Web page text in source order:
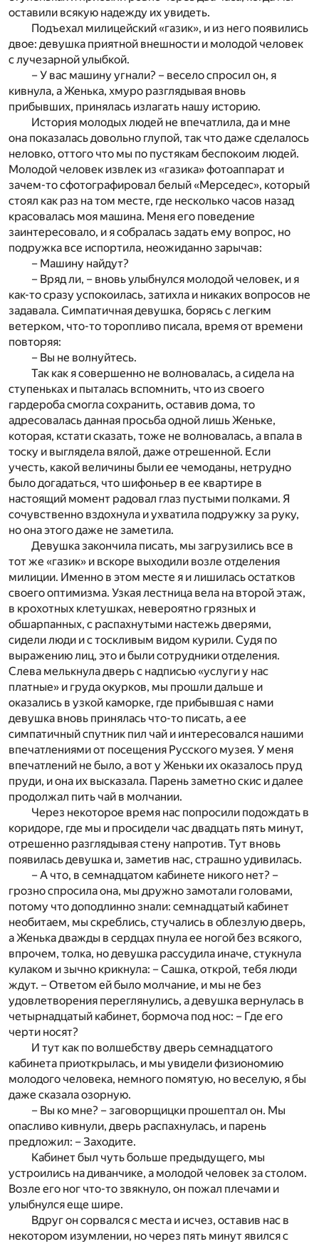
оставили всякую надежду их увидеть.
Подъехал милицейский «газик», и из него появились
двое: девушка приятной внешности и молодой человек
с лучезарной улыбкой.
– У вас машину угнали? – весело спросил он, я
кивнула, а Женька, хмуро разглядывая вновь
прибывших, принялась излагать нашу историю.
История молодых людей не впечатлила, да и мне
она показалась довольно глупой, так что даже сделалось
неловко, оттого что мы по пустякам беспокоим людей.
Молодой человек извлек из «газика» фотоаппарат и
зачем-то сфотографировал белый «Мерседес», который
стоял как раз на том месте, где несколько часов назад
красовалась моя машина. Меня его поведение
заинтересовало, и я собралась задать ему вопрос, но
подружка все испортила, неожиданно зарычав:
– Машину найдут?
– Вряд ли, – вновь улыбнулся молодой человек, и я
как-то сразу успокоилась, затихла и никаких вопросов не
задавала. Симпатичная девушка, борясь с легким
ветерком, что-то торопливо писала, время от времени
повторяя:
– Вы не волнуйтесь.
Так как я совершенно не волновалась, а сидела на
ступеньках и пыталась вспомнить, что из своего
гардероба смогла сохранить, оставив дома, то
адресовалась данная просьба одной лишь Женьке,
которая, кстати сказать, тоже не волновалась, а впала в
тоску и выглядела вялой, даже отрешенной. Если
учесть, какой величины были ее чемоданы, нетрудно
было догадаться, что шифоньер в ее квартире в
настоящий момент радовал глаз пустыми полками. Я
сочувственно вздохнула и ухватила подружку за руку,
но она этого даже не заметила.
Девушка закончила писать, мы загрузились все в
тот же «газик» и вскоре выходили возле отделения
милиции. Именно в этом месте я и лишилась остатков
своего оптимизма. Узкая лестница вела на второй этаж,
в крохотных клетушках, невероятно грязных и
обшарпанных, с распахнутыми настежь дверями,
сидели люди и с тоскливым видом курили. Судя по
выражению лиц, это и были сотрудники отделения.
Слева мелькнула дверь с надписью «услуги у нас
платные» и груда окурков, мы прошли дальше и
оказались в узкой каморке, где прибывшая с нами
девушка вновь принялась что-то писать, а ее
симпатичный спутник пил чай и интересовался нашими
впечатлениями от посещения Русского музея. У меня
впечатлений не было, а вот у Женьки их оказалось пруд
пруди, и она их высказала. Парень заметно скис и далее
продолжал пить чай в молчании.
Через некоторое время нас попросили подождать в
коридоре, где мы и просидели час двадцать пять минут,
отрешенно разглядывая стену напротив. Тут вновь
появилась девушка и, заметив нас, страшно удивилась.
– А что, в семнадцатом кабинете никого нет? –
грозно спросила она, мы дружно замотали головами,
потому что доподлинно знали: семнадцатый кабинет
необитаем, мы скреблись, стучались в облезлую дверь,
а Женька дважды в сердцах пнула ее ногой без всякого,
впрочем, толка, но девушка рассудила иначе, стукнула
кулаком и зычно крикнула: – Сашка, открой, тебя люди
ждут. – Ответом ей было молчание, и мы не без
удовлетворения переглянулись, а девушка вернулась в
четырнадцатый кабинет, бормоча под нос: – Где его
черти носят?
И тут как по волшебству дверь семнадцатого
кабинета приоткрылась, и мы увидели физиономию
молодого человека, немного помятую, но веселую, я бы
даже сказала озорную.
– Вы ко мне? – заговорщицки прошептал он. Мы
опасливо кивнули, дверь распахнулась, и парень
предложил: – Заходите.
Кабинет был чуть больше предыдущего, мы
устроились на диванчике, а молодой человек за столом.
Возле его ног что-то звякнуло, он пожал плечами и
улыбнулся еще шире.
Вдруг он сорвался с места и исчез, оставив нас в
некотором изумлении, но через пять минут явился с